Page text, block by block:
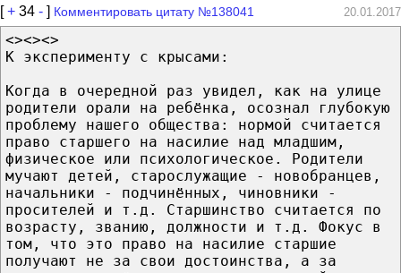
[+ 34 - ] Комментировать цитату №138041 20.01.2017
<><><>
К эксперименту с крысами:
Когда в очередной раз увидел, как на улице
родители орали на ребёнка, осознал глубокую
проблему нашего общества: нормой считается
право старшего на насилие над младшим,
физическое или психологическое. Родители
мучают детей, старослужащие - новобранцев,
начальники - подчинённых, чиновники -
просителей и т.д. Старшинство считается по
возрасту, званию, должности и т.д. Фокус в
том, что это право на насилие старшие
получают не за свои достоинства, а за